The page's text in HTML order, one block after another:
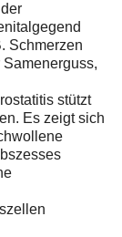
Schmerzen
stützt
Es zeigt sich